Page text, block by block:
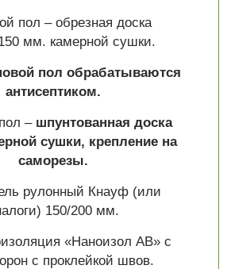
пол – обрезная доска
мм. камерной сушки.
пол обрабатываются
антисептиком.
– шпунтованная доска
сушки, крепление на
саморезы.
рулонный Кнауф (или
150/200 мм.
«Наноизол АВ» с
с проклейкой швов.